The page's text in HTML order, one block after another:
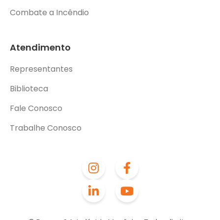
Combate a Incêndio
Atendimento
Representantes
Biblioteca
Fale Conosco
Trabalhe Conosco